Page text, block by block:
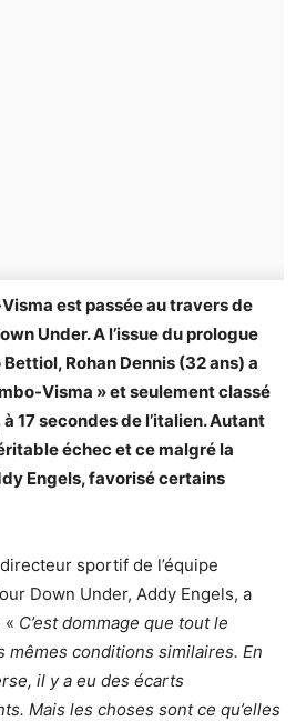
est passée au travers de
Under. A l’issue du prologue
Rohan Dennis (32 ans) a
Visma » et seulement classé
17 secondes de l’italien. Autant
échec et ce malgré la
Engels, favorisé certains
sportif de l’équipe
Down Under, Addy Engels, a
« C’est dommage que tout le
mêmes conditions similaires. En
il y a eu des écarts
Mais les choses sont ce qu’elles